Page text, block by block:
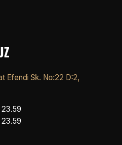
Efendi Sk. No:22 D:2,
23.59